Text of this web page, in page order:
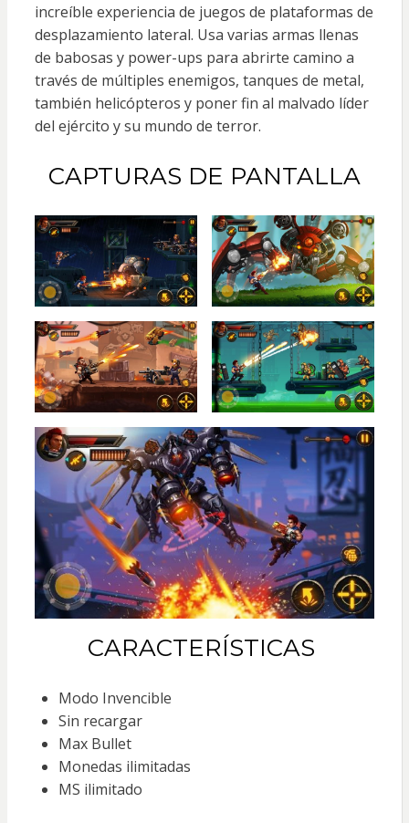
increíble experiencia de juegos de plataformas de
desplazamiento lateral. Usa varias armas llenas
de babosas y power-ups para abrirte camino a
través de múltiples enemigos, tanques de metal,
también helicópteros y poner fin al malvado líder
del ejército y su mundo de terror.
CAPTURAS DE PANTALLA
CARACTERÍSTICAS
Modo Invencible
Sin recargar
Max Bullet
Monedas ilimitadas
MS ilimitado